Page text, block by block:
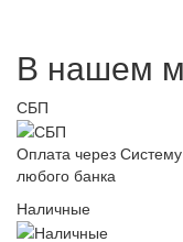
В нашем
СБП
Оплата через
любого банка
Наличные